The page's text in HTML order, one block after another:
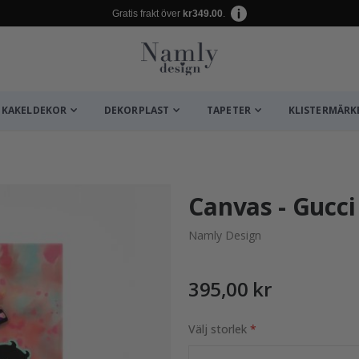
Gratis frakt över kr349.00.
KAKELDEKOR DEKORPLAST TAPETER
Canvas - Gucci
Namly Design
395,00 kr
Välj storlek